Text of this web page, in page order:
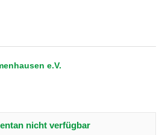
e.V.
nicht verfügbar